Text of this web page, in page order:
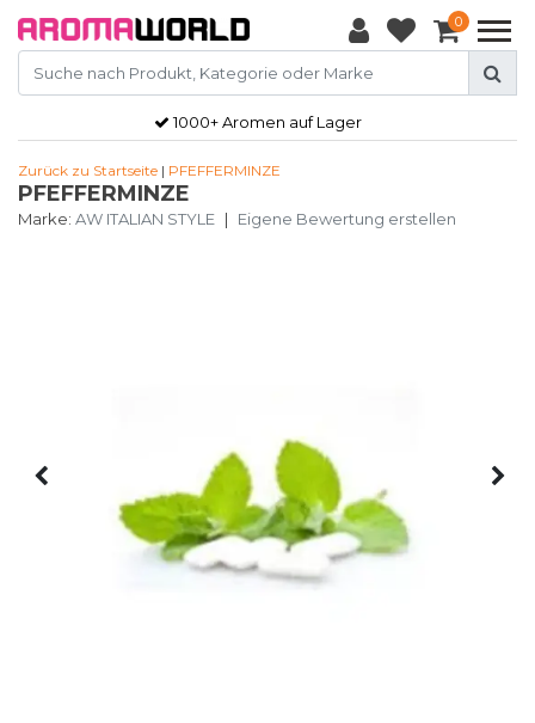
0
1000+ Aromen auf Lager
Zurück zu Startseite | PFEFFERMINZE
PFEFFERMINZE
Marke: AW ITALIAN STYLE | Eigene Bewertung erstellen